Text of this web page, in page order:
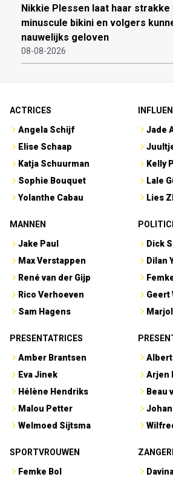
Nikkie Plessen laat haar strakke
minuscule bikini en volgers
nauwelijks geloven
08-08-2026
ACTRICES
Angela Schijf
Elise Schaap
Katja Schuurman
Sophie Bouquet
Yolanthe Cabau
Jade
Kelly
Lale
Lies
MANNEN
Jake Paul
Max Verstappen
René van der Gijp
Rico Verhoeven
Sam Hagens
POLITICI
Dick
Dilan
Geert
PRESENTATRICES
Amber Brantsen
Eva Jinek
Hélène Hendriks
Malou Petter
Welmoed Sijtsma
Arjen
Beau
SPORTVROUWEN
Femke Bol